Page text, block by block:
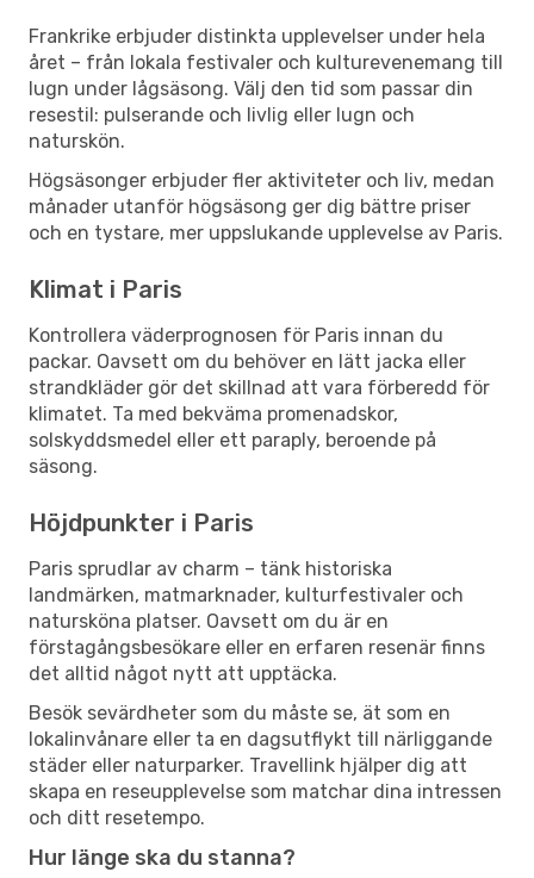
Frankrike erbjuder distinkta upplevelser under hela
året – från lokala festivaler och kulturevenemang till
lugn under lågsäsong. Välj den tid som passar din
resestil: pulserande och livlig eller lugn och
naturskön.
Högsäsonger erbjuder fler aktiviteter och liv, medan
månader utanför högsäsong ger dig bättre priser
och en tystare, mer uppslukande upplevelse av Paris.
Klimat i Paris
Kontrollera väderprognosen för Paris innan du
packar. Oavsett om du behöver en lätt jacka eller
strandkläder gör det skillnad att vara förberedd för
klimatet. Ta med bekväma promenadskor,
solskyddsmedel eller ett paraply, beroende på
säsong.
Höjdpunkter i Paris
Paris sprudlar av charm – tänk historiska
landmärken, matmarknader, kulturfestivaler och
natursköna platser. Oavsett om du är en
förstagångsbesökare eller en erfaren resenär finns
det alltid något nytt att upptäcka.
Besök sevärdheter som du måste se, ät som en
lokalinvånare eller ta en dagsutflykt till närliggande
städer eller naturparker. Travellink hjälper dig att
skapa en reseupplevelse som matchar dina intressen
och ditt resetempo.
Hur länge ska du stanna?